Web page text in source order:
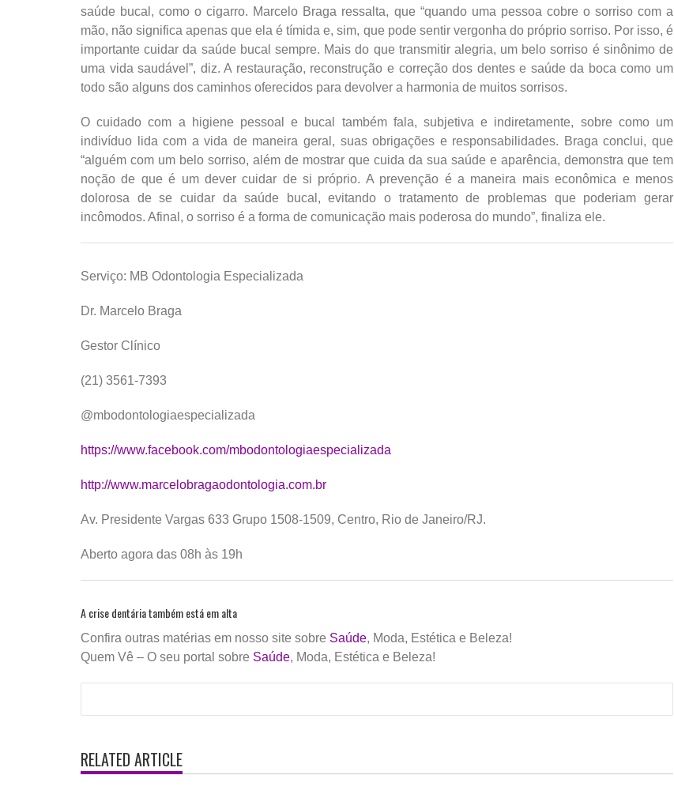
saúde bucal, como o cigarro. Marcelo Braga ressalta, que “quando uma pessoa cobre o sorriso com a
mão, não significa apenas que ela é tímida e, sim, que pode sentir vergonha do próprio sorriso. Por isso, é
importante cuidar da saúde bucal sempre. Mais do que transmitir alegria, um belo sorriso é sinônimo de
uma vida saudável”, diz. A restauração, reconstrução e correção dos dentes e saúde da boca como um
todo são alguns dos caminhos oferecidos para devolver a harmonia de muitos sorrisos.
O cuidado com a higiene pessoal e bucal também fala, subjetiva e indiretamente, sobre como um
indivíduo lida com a vida de maneira geral, suas obrigações e responsabilidades. Braga conclui, que
“alguém com um belo sorriso, além de mostrar que cuida da sua saúde e aparência, demonstra que tem
noção de que é um dever cuidar de si próprio. A prevenção é a maneira mais econômica e menos
dolorosa de se cuidar da saúde bucal, evitando o tratamento de problemas que poderiam gerar
incômodos. Afinal, o sorriso é a forma de comunicação mais poderosa do mundo”, finaliza ele.
Serviço: MB Odontologia Especializada
Dr. Marcelo Braga
Gestor Clínico
(21) 3561-7393
@mbodontologiaespecializada
https://www.facebook.com/mbodontologiaespecializada
http://www.marcelobragaodontologia.com.br
Av. Presidente Vargas 633 Grupo 1508-1509, Centro, Rio de Janeiro/RJ.
Aberto agora das 08h às 19h
A crise dentária também está em alta
Confira outras matérias em nosso site sobre Saúde, Moda, Estética e Beleza!
Quem Vê – O seu portal sobre Saúde, Moda, Estética e Beleza!
RELATED ARTICLE